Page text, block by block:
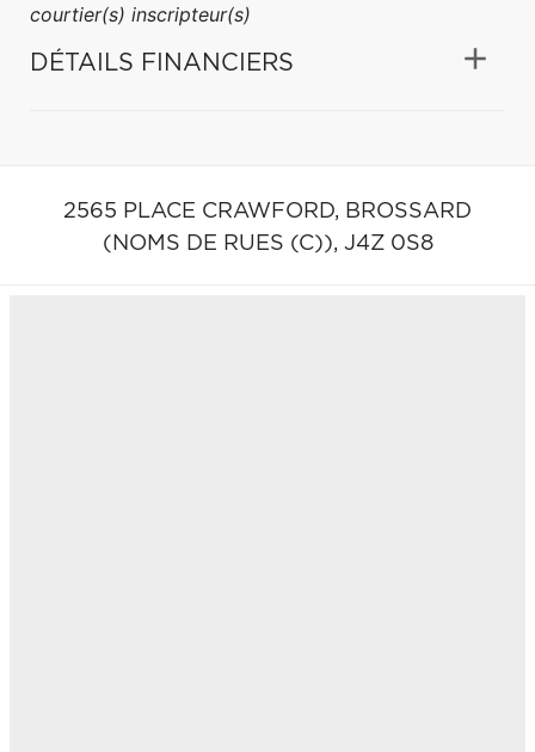
courtier(s) inscripteur(s)
DÉTAILS FINANCIERS
2565 PLACE CRAWFORD, BROSSARD
(NOMS DE RUES (C)), J4Z 0S8